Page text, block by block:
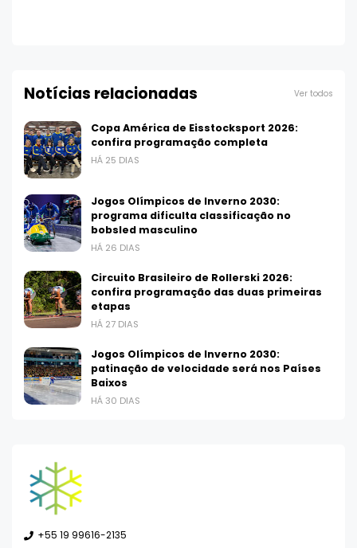
Notícias relacionadas Ver todos
Copa América de Eisstocksport 2026:
confira programação completa
HÁ 25 DIAS
Jogos Olímpicos de Inverno 2030:
programa dificulta classificação no
bobsled masculino
HÁ 26 DIAS
Circuito Brasileiro de Rollerski 2026:
confira programação das duas primeiras
etapas
HÁ 27 DIAS
Jogos Olímpicos de Inverno 2030:
patinação de velocidade será nos Países
Baixos
HÁ 30 DIAS
+55 19 99616-2135